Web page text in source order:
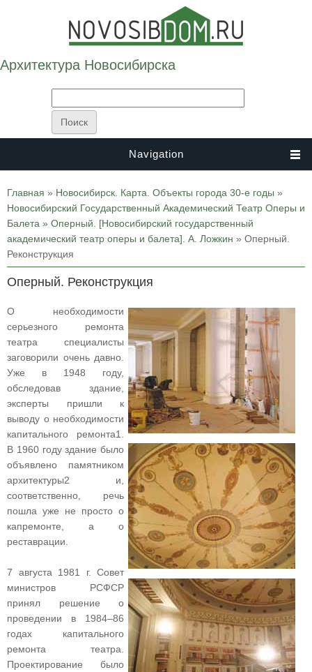
Архитектура Новосибирска
Navigation
Вы здесь
Главная » Новосибирск. Карта. Объекты города 30-е годы »
Новосибирский Государственный Академический Театр Оперы и
Балета » Оперный. [Новосибирский государственный
академический театр оперы и балета]. А. Ложкин » Оперный.
Реконструкция
Оперный. Реконструкция
О необходимости
серьезного ремонта
театра специалисты
заговорили очень давно.
Уже в 1948 году,
обследовав здание,
эксперты пришли к
выводу о необходимости
капитального ремонта1.
В 1960 году здание было
объявлено памятником
архитектуры2 и,
соответственно, речь
пошла уже не просто о
капремонте, а о
реставрации.
7 августа 1981 г. Совет
министров РСФСР
принял решение о
проведении в 1984–86
годах капитального
ремонта театра.
Проектирование было